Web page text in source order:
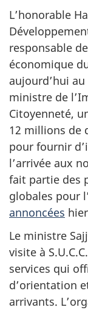
L’honorable
responsable
économique
aujourd’hui
ministre de
Citoyenneté,
12 millions de
pour fournir
l’arrivée aux
fait partie des
globales pour
annoncées
Le ministre
visite à
services qui
d’orientation
arrivants.